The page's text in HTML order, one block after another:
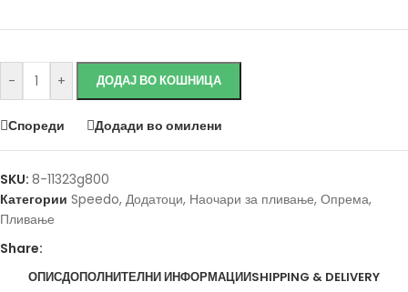
- + ДОДАЈ ВО КОШНИЦА
Спореди Додади во омилени
SKU: 8-11323g800
Категории Speedo, Додатоци, Наочари за пливање, Опрема,
Пливање
Share:
ОПИСДОПОЛНИТЕЛНИ ИНФОРМАЦИИSHIPPING & DELIVERY